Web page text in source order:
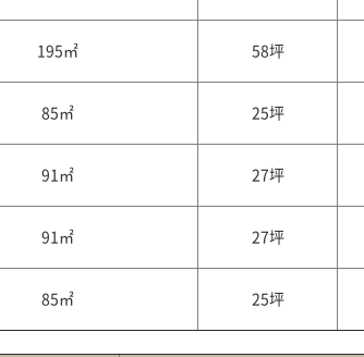
195㎡ 58坪
85㎡ 25坪
91㎡ 27坪
91㎡ 27坪
85㎡ 25坪